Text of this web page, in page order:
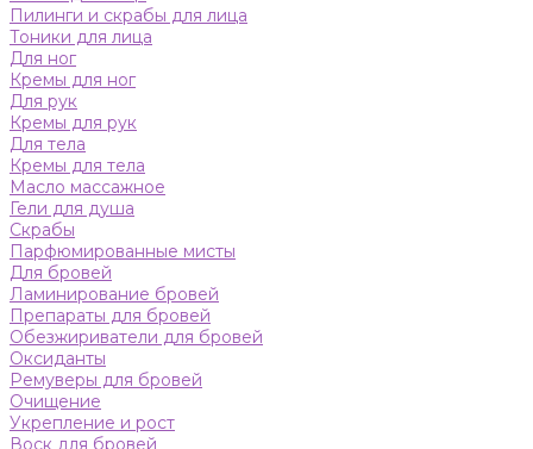
Пилинги и скрабы для лица
Тоники для лица
Для ног
Кремы для ног
Для рук
Кремы для рук
Для тела
Кремы для тела
Масло массажное
Гели для душа
Скрабы
Парфюмированные мисты
Для бровей
Ламинирование бровей
Препараты для бровей
Обезжириватели для бровей
Оксиданты
Ремуверы для бровей
Очищение
Укрепление и рост
Воск для бровей